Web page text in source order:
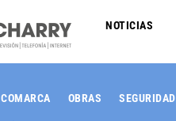
NOTICIAS
COMARCA OBRAS SEGURIDAD